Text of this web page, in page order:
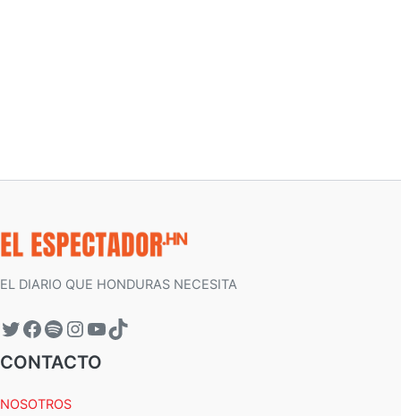
EL DIARIO QUE HONDURAS NECESITA
CONTACTO
NOSOTROS